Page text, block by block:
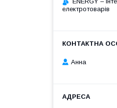
електротоварів
Анна